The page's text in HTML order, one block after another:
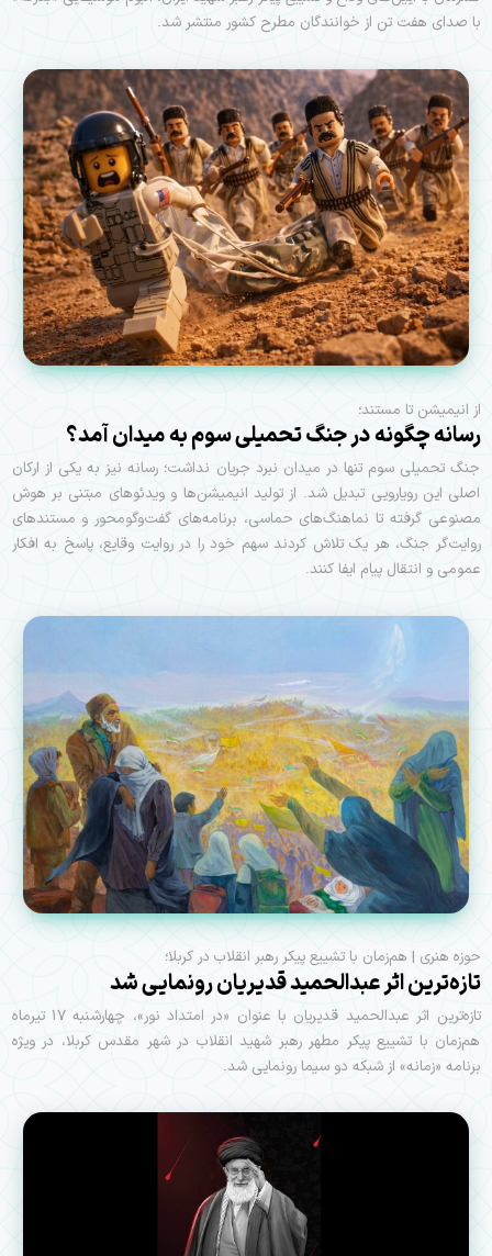
با صدای هفت تن از خوانندگان مطرح کشور منتشر شد.
از انیمیشن تا مستند؛
رسانه چگونه در جنگ تحمیلی سوم به میدان آمد؟
جنگ تحمیلی سوم تنها در میدان نبرد جریان نداشت؛ رسانه نیز به یکی از ارکان
اصلی این رویارویی تبدیل شد. از تولید انیمیشن‌ها و ویدئوهای مبتنی بر هوش
مصنوعی گرفته تا نماهنگ‌های حماسی، برنامه‌های گفت‌وگومحور و مستندهای
روایت‌گر جنگ، هر یک تلاش کردند سهم خود را در روایت وقایع، پاسخ به افکار
عمومی و انتقال پیام ایفا کنند.
حوزه هنری | هم‌زمان با تشییع پیکر رهبر انقلاب در کربلا؛
تازه‌ترین اثر عبدالحمید قدیریان رونمایی شد
تازه‌ترین اثر عبدالحمید قدیریان با عنوان «در امتداد نور»، چهارشنبه ۱۷ تیرماه
هم‌زمان با تشییع پیکر مطهر رهبر شهید انقلاب در شهر مقدس کربلا، در ویژه‌
برنامه «زمانه» از شبکه دو سیما رونمایی شد.